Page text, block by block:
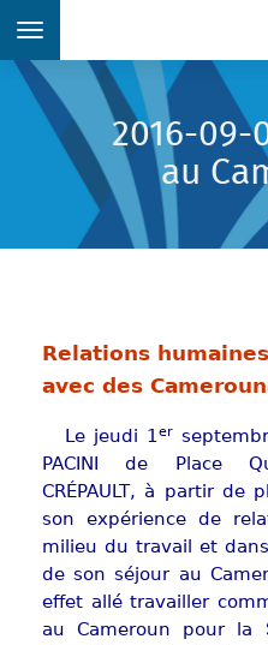
Aller directement au menu
Aller directement au contenu
Aller directement au
Aller directement au pied de
2016-09-
au
Relations
avec des
Le jeudi 1er
PACINI de Place
CRÉPAULT, à partir de
son expérience de
milieu du travail et
de son séjour au
effet allé travailler
au Cameroun pour la